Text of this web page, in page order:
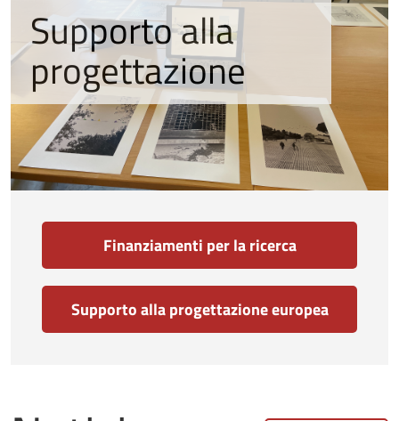
Finanziamenti per la ricerca
Supporto alla progettazione europea
Supporto alla
progettazione